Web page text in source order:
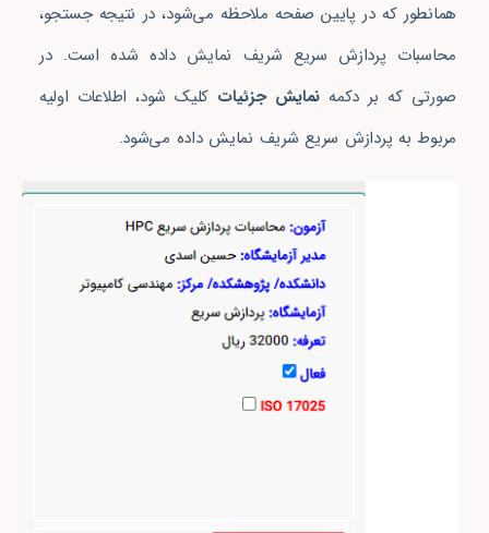
همانطور که در پایین صفحه ملاحظه می‌شود، در نتیجه جستجو،
محاسبات پردازش سریع شریف نمایش داده شده است. در
صورتی که بر دکمه نمایش جزئیاتکلیک شود، اطلاعات اولیه
مربوط به پردازش سریع شریف نمایش داده می‌شود.